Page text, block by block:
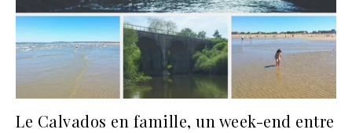
Le Calvados en famille, un week-end entre